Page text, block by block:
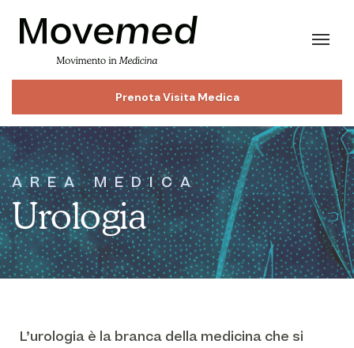
Prenota Visita Medica
AREA MEDICA
Urologia
L’urologia è la branca della medicina che si